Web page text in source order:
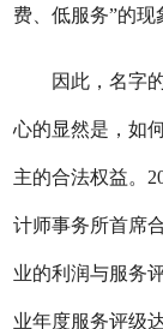
费、低服务”的现
因此，名字的
心的显然是，如
主的合法权益。
计师事务所首席
业的利润与服务
业年度服务评级